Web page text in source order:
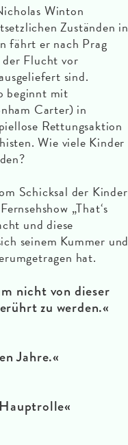
Winton
Zuständen in
fährt er nach Prag
Flucht vor
sind.
beginnt mit
Carter) in
Rettungsaktion
Wie viele Kinder
Schicksal der Kinder
„That‘s
und diese
seinem Kummer und
hat.
nicht von dieser
zu werden.«
Jahre.«
«